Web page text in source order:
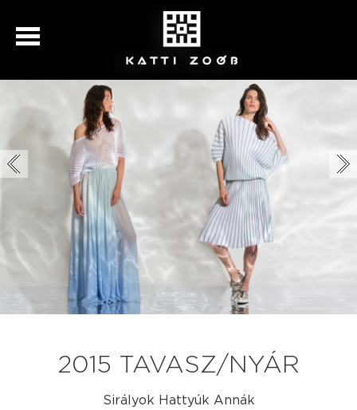
2015 TAVASZ/NYÁR
Sirályok Hattyúk Annák